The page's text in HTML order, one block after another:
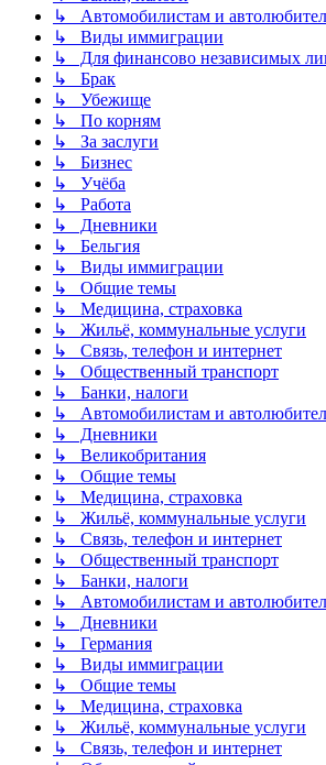
↳ Автомобилистам и
↳ Виды иммиграции
↳ Для финансово независимых
↳ Брак
↳ Убежище
↳ По корням
↳ За заслуги
↳ Бизнес
↳ Учёба
↳ Работа
↳ Дневники
↳ Бельгия
↳ Виды иммиграции
↳ Общие темы
↳ Медицина, страховка
↳ Жильё, коммунальные услуги
↳ Связь, телефон и интернет
↳ Общественный транспорт
↳ Банки, налоги
↳ Автомобилистам и
↳ Дневники
↳ Великобритания
↳ Общие темы
↳ Медицина, страховка
↳ Жильё, коммунальные услуги
↳ Связь, телефон и интернет
↳ Общественный транспорт
↳ Банки, налоги
↳ Автомобилистам и
↳ Дневники
↳ Германия
↳ Виды иммиграции
↳ Общие темы
↳ Медицина, страховка
↳ Жильё, коммунальные услуги
↳ Связь, телефон и интернет